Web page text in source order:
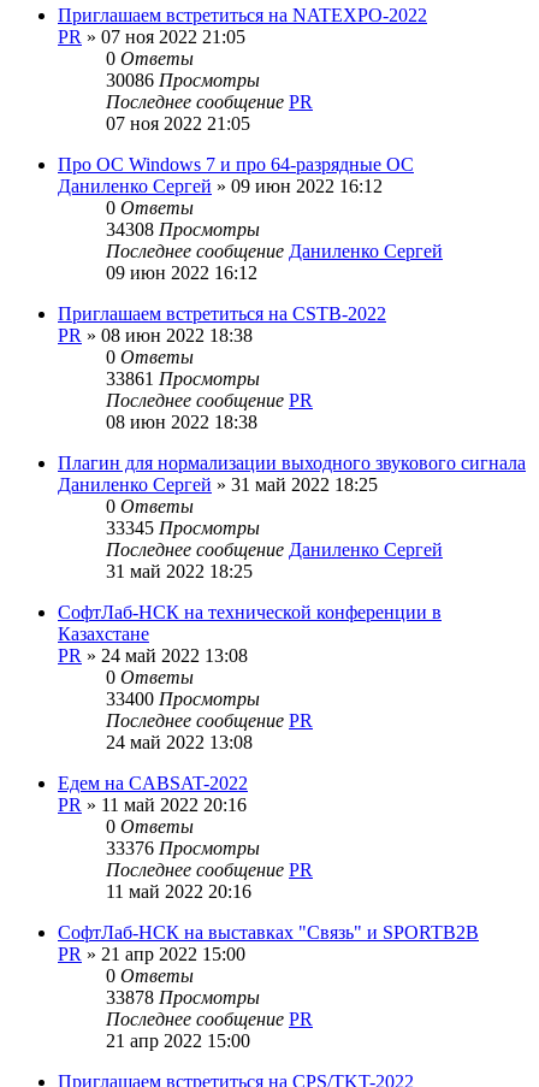
Приглашаем встретиться на NATEXPO-2022
PR » 07 ноя 2022 21:05
0 Ответы
30086 Просмотры
Последнее сообщение PR
07 ноя 2022 21:05
Про ОС Windows 7 и про 64-разрядные ОС
Даниленко Сергей » 09 июн 2022 16:12
0 Ответы
34308 Просмотры
Последнее сообщение Даниленко Сергей
09 июн 2022 16:12
Приглашаем встретиться на CSTB-2022
PR » 08 июн 2022 18:38
0 Ответы
33861 Просмотры
Последнее сообщение PR
08 июн 2022 18:38
Плагин для нормализации выходного звукового сигнала
Даниленко Сергей » 31 май 2022 18:25
0 Ответы
33345 Просмотры
Последнее сообщение Даниленко Сергей
31 май 2022 18:25
СофтЛаб-НСК на технической конференции в
Казахстане
PR » 24 май 2022 13:08
0 Ответы
33400 Просмотры
Последнее сообщение PR
24 май 2022 13:08
Едем на CABSAT-2022
PR » 11 май 2022 20:16
0 Ответы
33376 Просмотры
Последнее сообщение PR
11 май 2022 20:16
СофтЛаб-НСК на выставках "Связь" и SPORTB2B
PR » 21 апр 2022 15:00
0 Ответы
33878 Просмотры
Последнее сообщение PR
21 апр 2022 15:00
Приглашаем встретиться на CPS/TKT-2022